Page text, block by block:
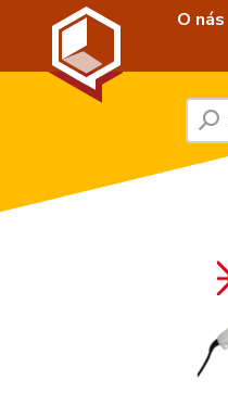
O nás